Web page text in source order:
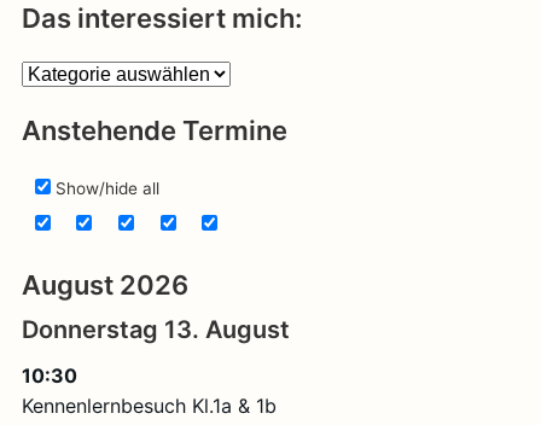
Das interessiert mich:
Das
mich:
Anstehende Termine
Show/hide all
August 2026
Donnerstag 13. August
10:30
Kennenlernbesuch Kl.1a & 1b